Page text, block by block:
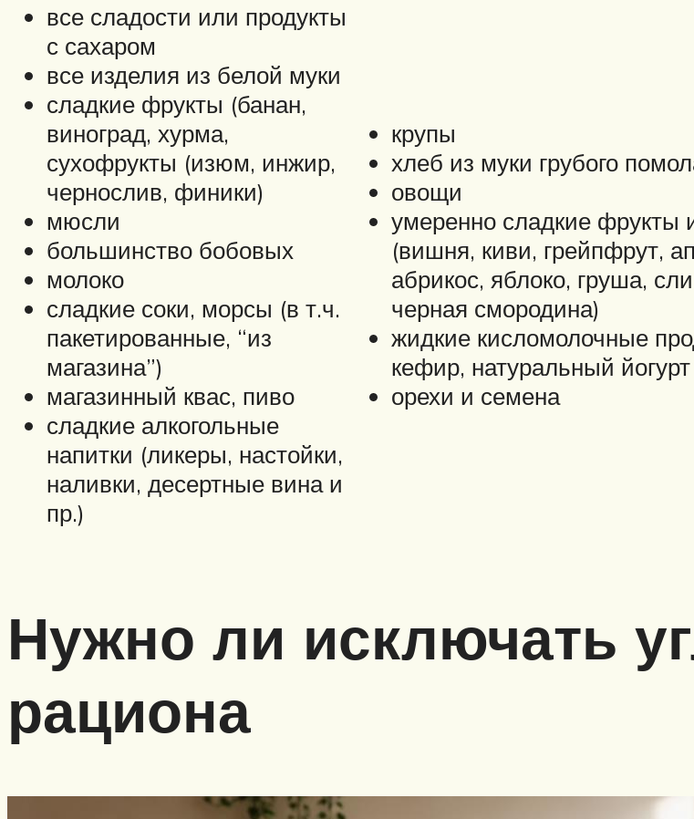
все сладости или продукты
с сахаром
все изделия из белой муки
сладкие фрукты (банан,
виноград, хурма,
сухофрукты (изюм, инжир,
чернослив, финики)
мюсли
большинство бобовых
молоко
сладкие соки, морсы (в т.ч.
пакетированные, “из
магазина”)
магазинный квас, пиво
сладкие алкогольные
напитки (ликеры, настойки,
наливки, десертные вина и
пр.)
крупы
хлеб из муки грубого
овощи
умеренно сладкие фрукты
(вишня, киви, грейпфрут,
абрикос, яблоко, груша,
черная смородина)
жидкие кисломолочные
кефир, натуральный йогурт
орехи и семена
Нужно ли исключать
рациона